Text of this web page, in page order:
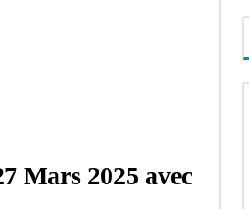
Mars 2025 avec